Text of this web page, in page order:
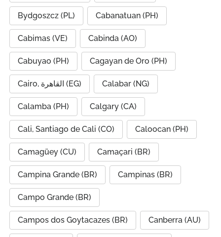
Bydgoszcz (PL) Cabanatuan (PH)
Cabimas (VE) Cabinda (AO)
Cabuyao (PH) Cagayan de Oro (PH)
Cairo, القاهرة (EG) Calabar (NG)
Calamba (PH) Calgary (CA)
Cali, Santiago de Cali (CO) Caloocan (PH)
Camagüey (CU) Camaçari (BR)
Campina Grande (BR) Campinas (BR)
Campo Grande (BR)
Campos dos Goytacazes (BR) Canberra (AU)